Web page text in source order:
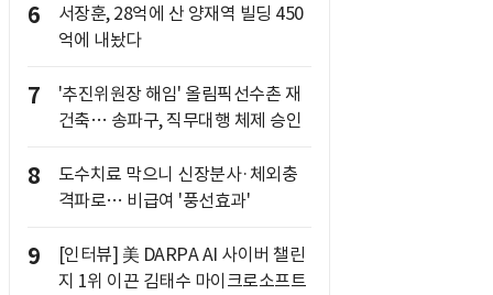
6
서장훈, 28억에 산 양재역 빌딩 450
억에 내놨다
7
'추진위원장 해임' 올림픽선수촌 재
건축… 송파구, 직무대행 체제 승인
8
도수치료 막으니 신장분사·체외충
격파로… 비급여 '풍선효과'
9
[인터뷰] 美 DARPA AI 사이버 챌린
지 1위 이끈 김태수 마이크로소프트